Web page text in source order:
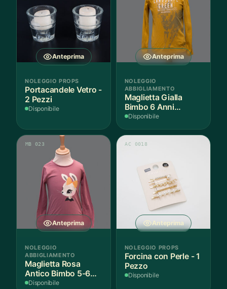
Anteprima
NOLEGGIO PROPS
Portacandele Vetro -
2 Pezzi
Disponibile
Anteprima
NOLEGGIO
ABBIGLIAMENTO
Maglietta Gialla
Bimbo 6 Anni
Cotone - 1 Pezzo
Disponibile
Anteprima
MB 023
NOLEGGIO
ABBIGLIAMENTO
Maglietta Rosa
Antico Bimbo 5-6
Anni Cotone - 1
Disponibile
Anteprima
AC 0018
NOLEGGIO PROPS
Forcina con Perle - 1
Pezzo
Disponibile